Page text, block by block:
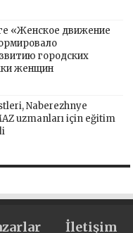
«Женское движение
городских
женщин
Naberezhnye
uzmanları için eğitim
İletişim